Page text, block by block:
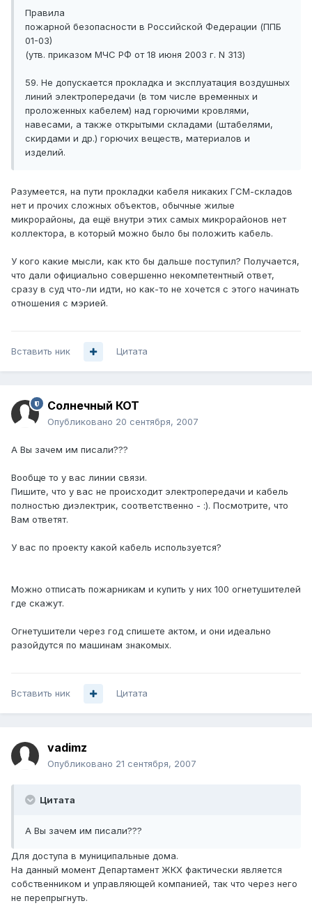
Правила
пожарной безопасности в Российской Федерации (ППБ
01-03)
(утв. приказом МЧС РФ от 18 июня 2003 г. N 313)
59. Не допускается прокладка и эксплуатация воздушных
линий электропередачи (в том числе временных и
проложенных кабелем) над горючими кровлями,
навесами, а также открытыми складами (штабелями,
скирдами и др.) горючих веществ, материалов и
изделий.
Разумеется, на пути прокладки кабеля никаких ГСМ-складов
нет и прочих сложных объектов, обычные жилые
микрорайоны, да ещё внутри этих самых микрорайонов нет
коллектора, в который можно было бы положить кабель.
У кого какие мысли, как кто бы дальше поступил? Получается,
что дали официально совершенно некомпетентный ответ,
сразу в суд что-ли идти, но как-то не хочется с этого начинать
отношения с мэрией.
Вставить ник Цитата
Солнечный КОТ
Опубликовано 20 сентября, 2007
А Вы зачем им писали???
Вообще то у вас линии связи.
Пишите, что у вас не происходит электропередачи и кабель
полностью диэлектрик, соответственно - :). Посмотрите, что
Вам ответят.
У вас по проекту какой кабель используется?
Можно отписать пожарникам и купить у них 100 огнетушителей
где скажут.
Огнетушители через год спишете актом, и они идеально
разойдутся по машинам знакомых.
Вставить ник Цитата
vadimz
Опубликовано 21 сентября, 2007
Цитата
А Вы зачем им писали???
Для доступа в муниципальные дома.
На данный момент Департамент ЖКХ фактически является
собственником и управляющей компанией, так что через него
не перепрыгнуть.